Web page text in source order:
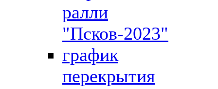
ралли
"Псков-2023"
график
перекрытия